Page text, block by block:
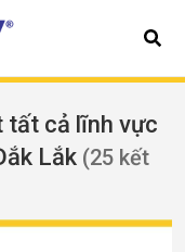
tất cả lĩnh vực
Lắk (25 kết